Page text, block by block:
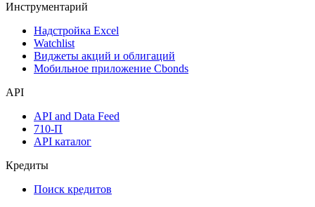
Инструментарий
Надстройка Excel
Watchlist
Виджеты акций и облигаций
Мобильное приложение Cbonds
API
API and Data Feed
710-П
API каталог
Кредиты
Поиск кредитов